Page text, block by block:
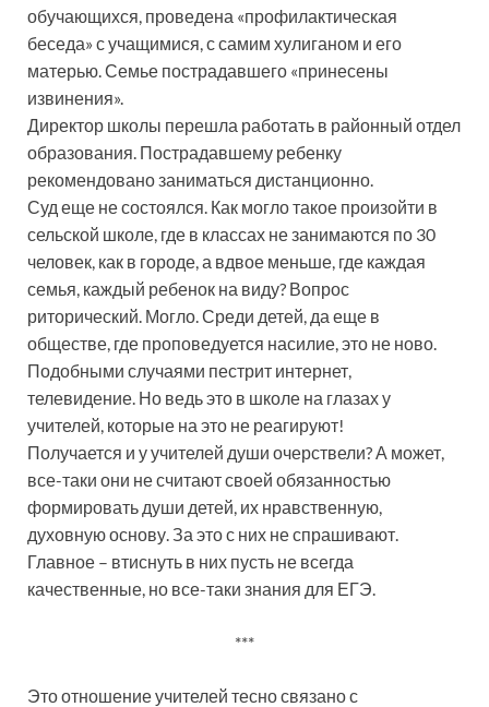
обучающихся, проведена «профилактическая
беседа» с учащимися, с самим хулиганом и его
матерью. Семье пострадавшего «принесены
извинения».
Директор школы перешла работать в районный отдел
образования. Пострадавшему ребенку
рекомендовано заниматься дистанционно.
Суд еще не состоялся. Как могло такое произойти в
сельской школе, где в классах не занимаются по 30
человек, как в городе, а вдвое меньше, где каждая
семья, каждый ребенок на виду? Вопрос
риторический. Могло. Среди детей, да еще в
обществе, где проповедуется насилие, это не ново.
Подобными случаями пестрит интернет,
телевидение. Но ведь это в школе на глазах у
учителей, которые на это не реагируют!
Получается и у учителей души очерствели? А может,
все-таки они не считают своей обязанностью
формировать души детей, их нравственную,
духовную основу. За это с них не спрашивают.
Главное – втиснуть в них пусть не всегда
качественные, но все-таки знания для ЕГЭ.
***
Это отношение учителей тесно связано с